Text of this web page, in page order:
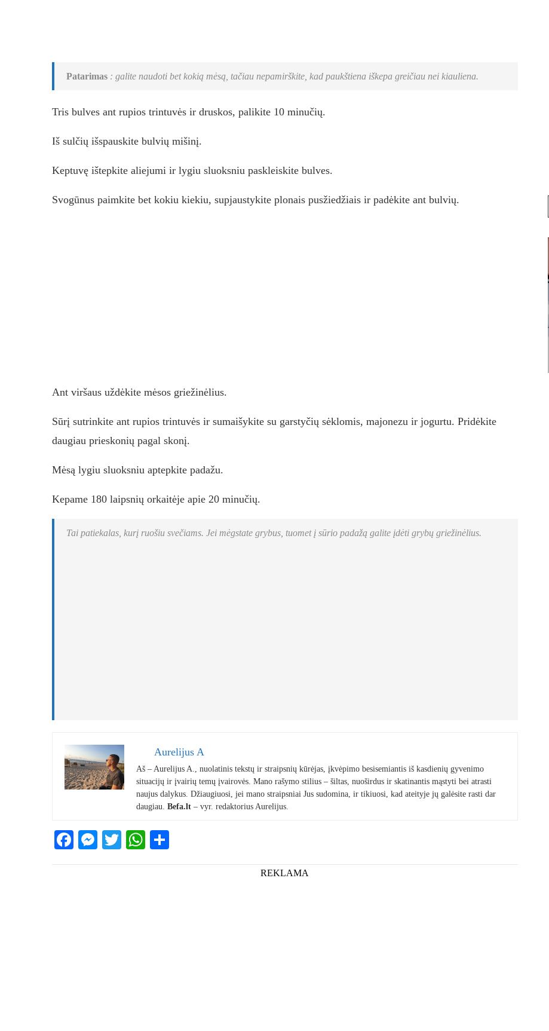
Patarimas : galite naudoti bet kokią mėsą, tačiau nepamirškite, kad paukštiena iškepa greičiau nei kiauliena.
Tris bulves ant rupios trintuvės ir druskos, palikite 10 minučių.
Iš sulčių išspauskite bulvių mišinį.
Keptuvę ištepkite aliejumi ir lygiu sluoksniu paskleiskite bulves.
Svogūnus paimkite bet kokiu kiekiu, supjaustykite plonais pusžiedžiais ir padėkite ant bulvių.
Ant viršaus uždėkite mėsos griežinėlius.
Sūrį sutrinkite ant rupios trintuvės ir sumaišykite su garstyčių sėklomis, majonezu ir jogurtu. Pridėkite
daugiau prieskonių pagal skonį.
Mėsą lygiu sluoksniu aptepkite padažu.
Kepame 180 laipsnių orkaitėje apie 20 minučių.
Tai patiekalas, kurį ruošiu svečiams. Jei mėgstate grybus, tuomet į sūrio padažą galite įdėti grybų griežinėlius.
Aurelijus A
Aš – Aurelijus A., nuolatinis tekstų ir straipsnių kūrėjas, įkvėpimo besisemiantis iš kasdienių gyvenimo
situacijų ir įvairių temų įvairovės. Mano rašymo stilius – šiltas, nuoširdus ir skatinantis mąstyti bei atrasti
naujus dalykus. Džiaugiuosi, jei mano straipsniai Jus sudomina, ir tikiuosi, kad ateityje jų galėsite rasti dar
daugiau. Befa.lt – vyr. redaktorius Aurelijus.
Facebook
Messenger
TwitterWhatsApp
REKLAMA